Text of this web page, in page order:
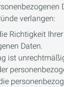
verlangen:
Richtigkeit Ihrer
Daten.
ist